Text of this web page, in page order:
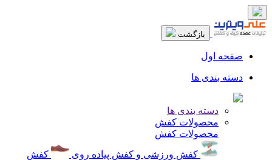
بازگشت
صفحه اول
دسته بندی ها
دسته بندی ها
محصولات کفش
محصولات کفش
کفش ورزشی و کفش پیاده روی
کفش